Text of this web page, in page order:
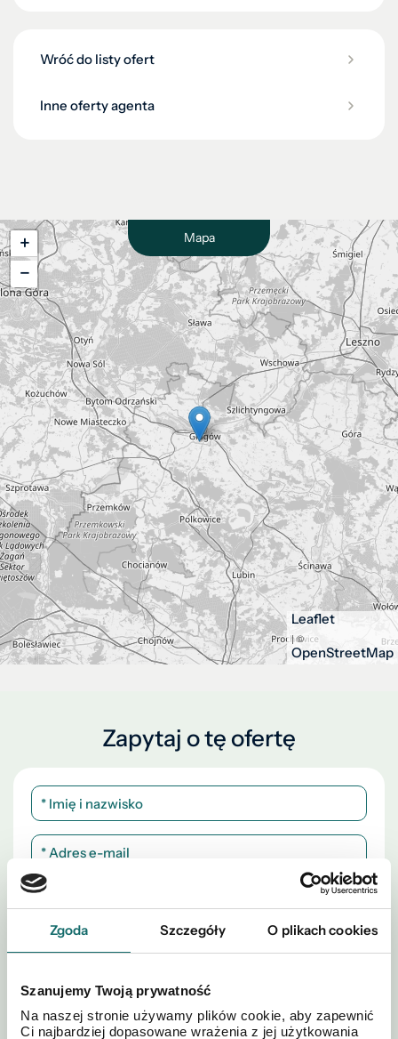
Zgoda Szczegóły O plikach cookies
Szanujemy Twoją prywatność
Na naszej stronie używamy plików cookie, aby zapewnić
Ci najbardziej dopasowane wrażenia z jej użytkowania
Wróć do listy ofert
Inne oferty agenta
Mapa
+
−
Leaflet
| ©
OpenStreetMap
Zapytaj o tę ofertę